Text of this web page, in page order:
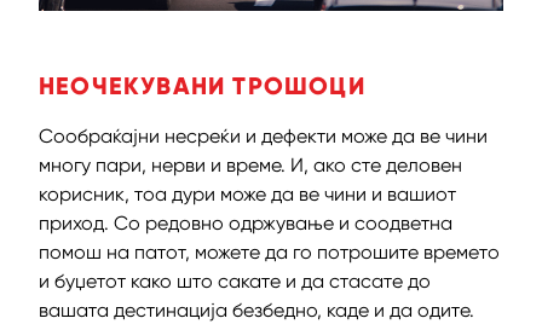
НЕОЧЕКУВАНИ ТРОШОЦИ
Сообраќајни несреќи и дефекти може да ве чини
многу пари, нерви и време. И, ако сте деловен
корисник, тоа дури може да ве чини и вашиот
приход. Со редовно одржување и соодветна
помош на патот, можете да го потрошите времето
и буџетот како што сакате и да стасате до
вашата дестинација безбедно, каде и да одите.